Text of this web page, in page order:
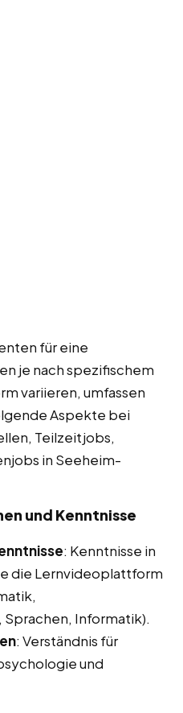
für eine
je nach spezifischem
variieren, umfassen
Aspekte bei
Teilzeitjobs,
in Seeheim-
und Kenntnisse
: Kenntnisse in
die Lernvideoplattform
Informatik).
: Verständnis für
und